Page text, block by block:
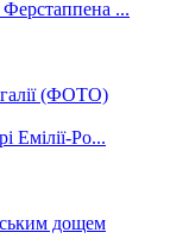
(ФОТО)
дощем